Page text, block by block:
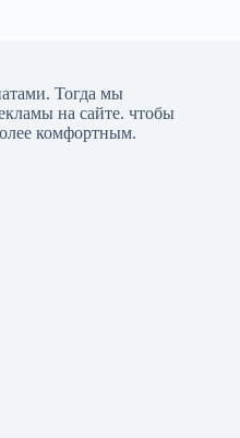
. Тогда мы
на сайте. чтобы
комфортным.